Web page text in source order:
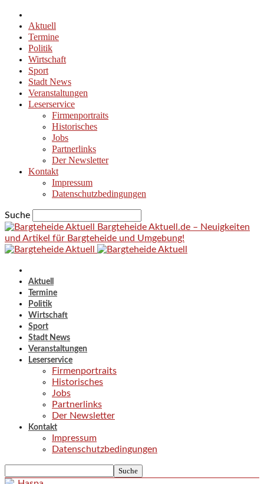
Aktuell
Termine
Politik
Wirtschaft
Sport
Stadt News
Veranstaltungen
Leserservice
Firmenportraits
Historisches
Jobs
Partnerlinks
Der Newsletter
Kontakt
Impressum
Datenschutzbedingungen
Suche
Bargteheide Aktuell.de – Neuigkeiten
und Artikel für Bargteheide und Umgebung!
Aktuell
Termine
Politik
Wirtschaft
Sport
Stadt News
Veranstaltungen
Leserservice
Firmenportraits
Historisches
Jobs
Partnerlinks
Der Newsletter
Kontakt
Impressum
Datenschutzbedingungen